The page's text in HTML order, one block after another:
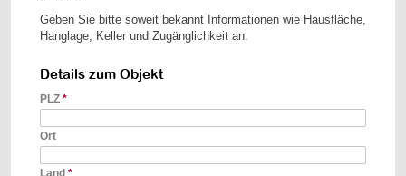
Geben Sie bitte soweit bekannt Informationen wie Hausfläche,
Hanglage, Keller und Zugänglichkeit an.
Details zum Objekt
PLZ *
Ort
Land *